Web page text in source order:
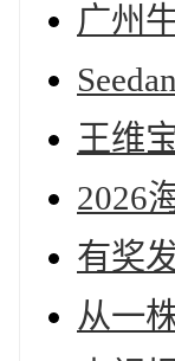
广州
王维
2026
有奖
从一